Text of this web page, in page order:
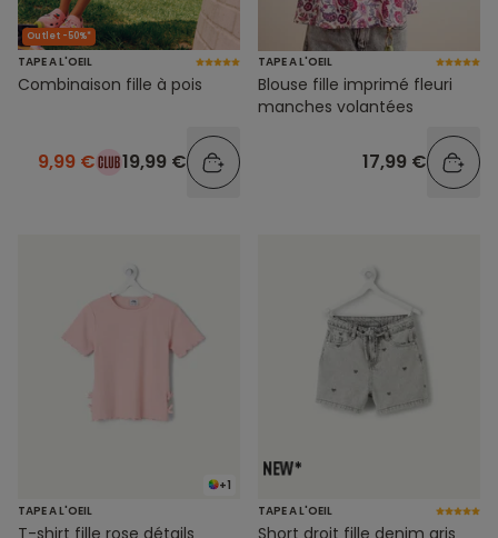
Outlet -50%*
TAPE A L'OEIL
Combinaison fille à pois
9,99 € 19,99 €
TAPE A L'OEIL
Blouse fille imprimé fleuri
manches volantées
17,99 €
+1
TAPE A L'OEIL
T-shirt fille rose détails
TAPE A L'OEIL
Short droit fille denim gris